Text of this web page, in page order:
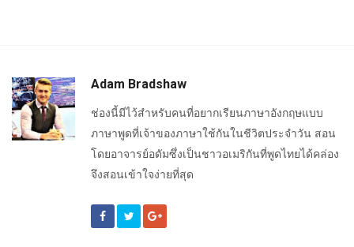
Adam Bradshaw
ช่องนี้มีไว้สำหรับคนที่อยากเรียนภาษาอังกฤษแบบ
ภาษาพูดที่เจ้าของภาษาใช้กันในชีวิตประจำวัน สอน
โดยอาจารย์อดัมซึ่งเป็นชาวอเมริกันที่พูดไทยได้คล่อง
จึงสอนเข้าใจง่ายที่สุด